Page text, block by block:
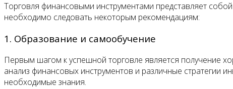
Торговля финансовыми инструментами представляет
необходимо следовать некоторым рекомендациям:
1. Образование и самообучение
Первым шагом к успешной торговле является получение
анализ финансовых инструментов и различные стратегии
необходимые знания.